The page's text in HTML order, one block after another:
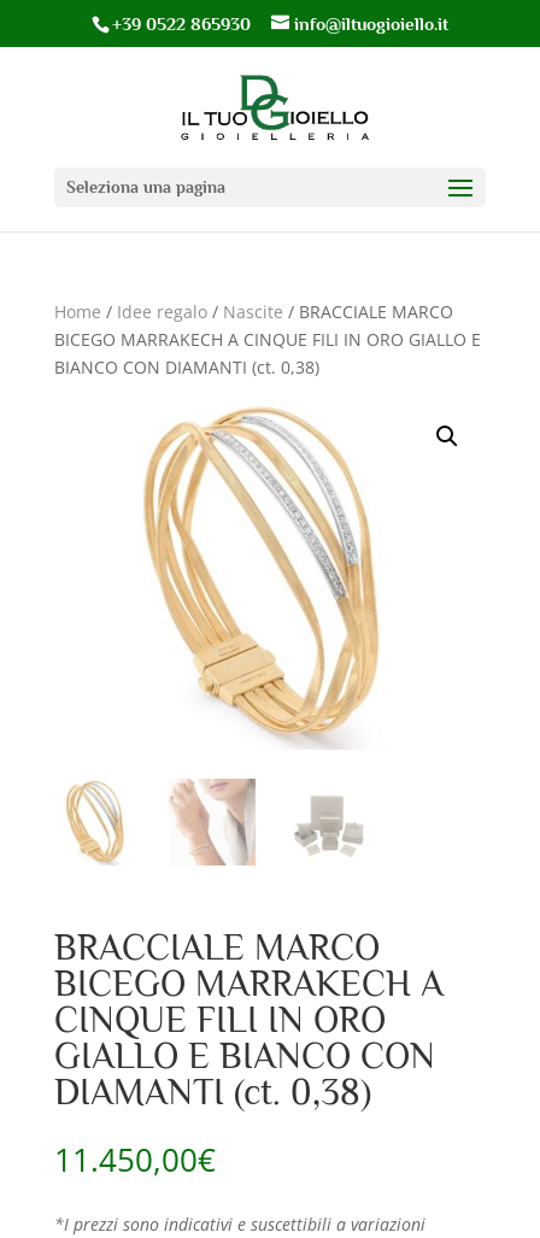
+39 0522 865930 info@iltuogioiello.it
Seleziona una pagina
Home / Idee regalo/ Nascite / BRACCIALE MARCO
BICEGO MARRAKECH A CINQUE FILI IN ORO GIALLO E
BIANCO CON DIAMANTI (ct. 0,38)
BRACCIALE MARCO
BICEGO MARRAKECH A
CINQUE FILI IN ORO
GIALLO E BIANCO CON
DIAMANTI (ct. 0,38)
11.450,00€
*I prezzi sono indicativi e suscettibili a variazioni